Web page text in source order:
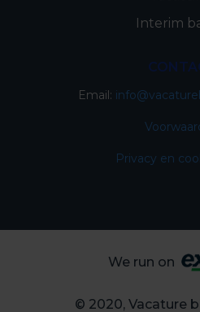
Interim
Email:
Privacy en
We run on
© 2020, Vacature